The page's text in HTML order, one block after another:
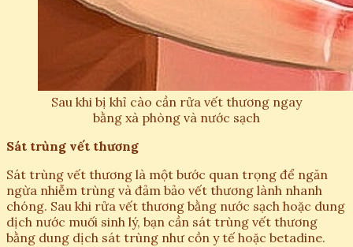
Sau khi bị khỉ cào cần rửa vết thương ngay
bằng xà phòng và nước sạch
Sát trùng vết thương
Sát trùng vết thương là một bước quan trọng để ngăn
ngừa nhiễm trùng và đảm bảo vết thương lành nhanh
chóng. Sau khi rửa vết thương bằng nước sạch hoặc dung
dịch nước muối sinh lý, bạn cần sát trùng vết thương
bằng dung dịch sát trùng như cồn y tế hoặc betadine.